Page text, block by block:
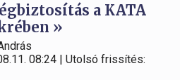
a KATA
»
08:24 | Utolsó frissítés: